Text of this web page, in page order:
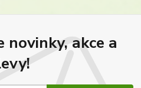
novinky, akce a